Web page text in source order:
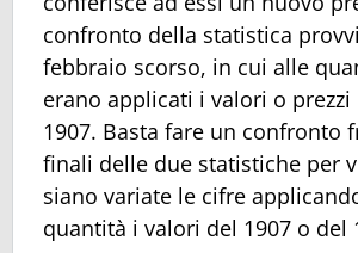
confronto della statistica
febbraio scorso, in cui alle
erano applicati i valori o
1907. Basta fare un confronto
finali delle due statistiche per
siano variate le cifre
quantità i valori del 1907 o del